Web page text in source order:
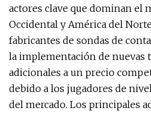
actores clave que dominan el
Occidental y América del
fabricantes de sondas de
la implementación de nuevas
adicionales a un precio
debido a los jugadores de
del mercado. Los principales